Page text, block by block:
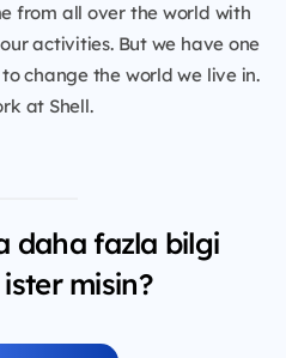
from all over the world with
activities. But we have one
change the world we live in.
at Shell.
daha fazla bilgi
misin?